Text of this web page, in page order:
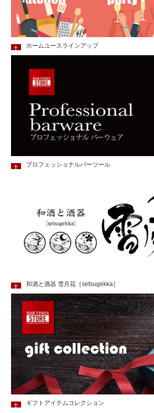
ホームユースラインアップ
プロフェッショナルバーツール
和酒と酒器 雪月花［setsugekka］
ギフトアイテムコレクション